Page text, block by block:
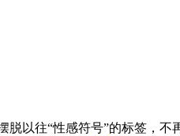
以往“性感符号”的标签，